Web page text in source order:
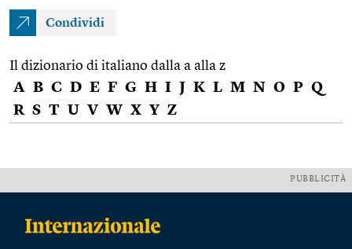
Condividi
Il dizionario di italiano dalla a alla z
A B C D E F G H I J K L M N O P Q
R S T U V W X Y Z
PUBBLICITÀ